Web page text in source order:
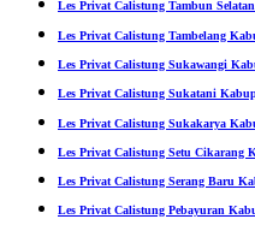
Les Privat Calistung Tambun
Les Privat Calistung Tambelang
Les Privat Calistung Sukawangi
Les Privat Calistung Sukatani
Les Privat Calistung Sukakarya
Les Privat Calistung Setu Cikarang
Les Privat Calistung Serang Baru
Les Privat Calistung Pebayuran